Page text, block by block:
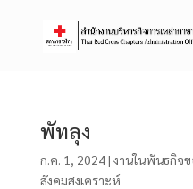
พัทลุง
ก.ค. 1, 2024| งานในพันธกิจ
สังคมสงเคราะห์